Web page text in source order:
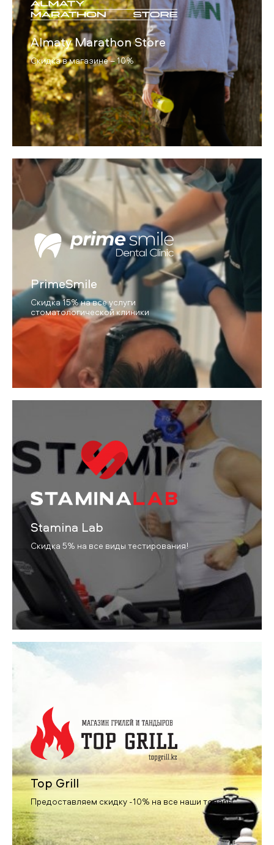
Almaty Marathon Store
Скидка в магазине – 10%
PrimeSmile
Скидка 15% на все услуги
стоматологической клиники
Stamina Lab
Скидка 5% на все виды тестирования!
Top Grill
Предоставляем скидку -10% на все наши товары.